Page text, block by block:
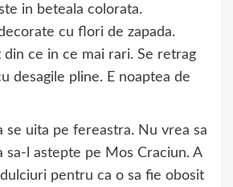
in beteala colorata.
cu flori de zapada.
ce in ce mai rari. Se retrag
desagile pline. E noaptea de
se uita pe fereastra. Nu vrea sa
sa-l astepte pe Mos Craciun. A
pentru ca o sa fie obosit